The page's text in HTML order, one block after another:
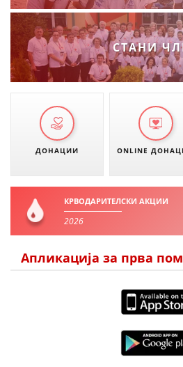
СТАНИ
ДОНАЦИИ ONLINE
КРВОДАРИТЕЛСКИ АКЦИИ
2026
Апликација за прва